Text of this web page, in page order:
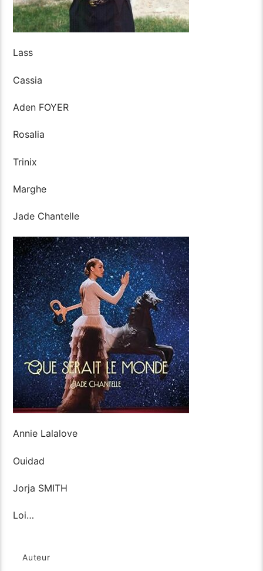
Lass
Cassia
Aden FOYER
Rosalia
Trinix
Marghe
Jade Chantelle
Annie Lalalove
Ouidad
Jorja SMITH
Loi…
Auteur